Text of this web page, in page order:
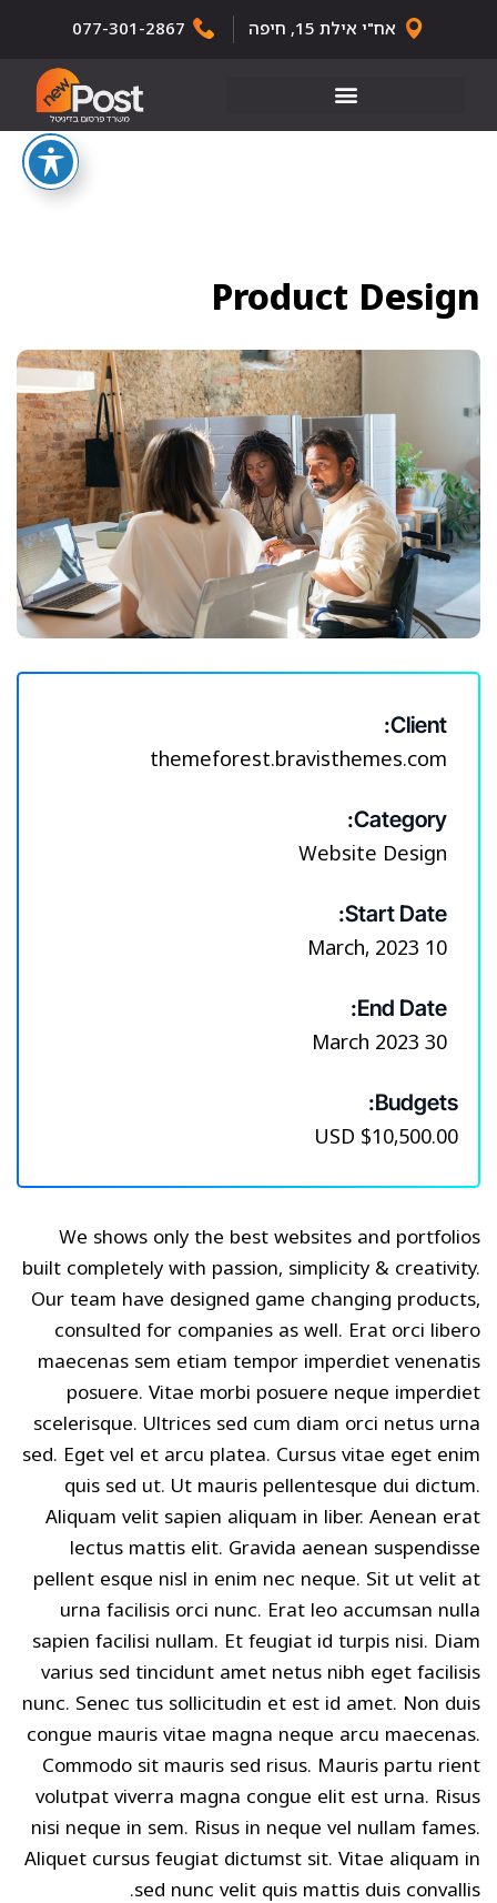
אח"י אילת 15, חיפה 077-301-2867
Product Design
Client:
themeforest.bravisthemes.com
Category:
Website Design
Start Date:
10 March, 2023
End Date:
30 March 2023
Budgets:
$10,500.00 USD
We shows only the best websites and portfolios
built completely with passion, simplicity & creativity.
Our team have designed game changing products,
consulted for companies as well. Erat orci libero
maecenas sem etiam tempor imperdiet venenatis
posuere. Vitae morbi posuere neque imperdiet
scelerisque. Ultrices sed cum diam orci netus urna
sed. Eget vel et arcu platea. Cursus vitae eget enim
quis sed ut. Ut mauris pellentesque dui dictum.
Aliquam velit sapien aliquam in liber. Aenean erat
lectus mattis elit. Gravida aenean suspendisse
pellent esque nisl in enim nec neque. Sit ut velit at
urna facilisis orci nunc. Erat leo accumsan nulla
sapien facilisi nullam. Et feugiat id turpis nisi. Diam
varius sed tincidunt amet netus nibh eget facilisis
nunc. Senec tus sollicitudin et est id amet. Non duis
congue mauris vitae magna neque arcu maecenas.
Commodo sit mauris sed risus. Mauris partu rient
volutpat viverra magna congue elit est urna. Risus
nisi neque in sem. Risus in neque vel nullam fames.
Aliquet cursus feugiat dictumst sit. Vitae aliquam in
sed nunc velit quis mattis duis convallis.